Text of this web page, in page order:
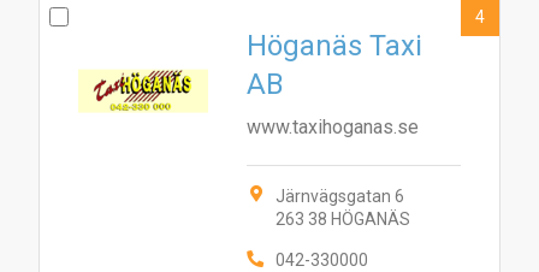
Höganäs Taxi
AB
www.taxihoganas.se
Järnvägsgatan 6
263 38 HÖGANÄS
042-330000
4